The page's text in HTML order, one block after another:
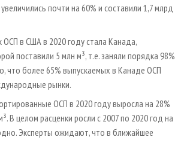
почти на 60% и составили 1,7 млрд
в США в 2020 году стала Канада,
поставили 5 млн м³, т.е. заняли порядка 98%
что более 65% выпускаемых в Канаде ОСП
рынки.
ОСП в 2020 году выросла на 28%
В целом расценки росли с 2007 по 2020 год на
Эксперты ожидают, что в ближайшее